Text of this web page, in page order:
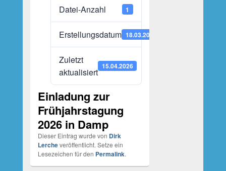
Datei-Anzahl 1
Erstellungsdatum 18.03.2026
Zuletzt
aktualisiert
15.04.2026
Einladung zur
Frühjahrstagung
2026 in Damp
Dieser Eintrag wurde von Dirk
Lercheveröffentlicht. Setze ein
Lesezeichen für den Permalink.